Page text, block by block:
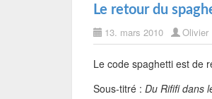
Le retour du
13. mars 2010 Olivier
Le code spaghetti est de
Sous-titré : Du Rififi dans